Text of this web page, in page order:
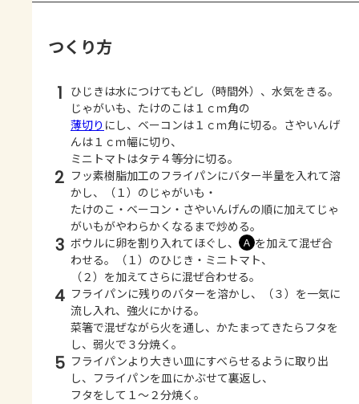
つくり方
1 ひじきは水につけてもどし（時間外）、水気をきる。
じゃがいも、たけのこは１ｃｍ角の
薄切り にし、ベーコンは１ｃｍ角に切る。さやいんげ
んは１ｃｍ幅に切り、
ミニトマトはタテ４等分に切る。
2 フッ素樹脂加工のフライパンにバター半量を入れて溶
かし、（１）のじゃがいも・
たけのこ・ベーコン・さやいんげんの順に加えてじゃ
がいもがやわらかくなるまで炒める。
3 ボウルに卵を割り入れてほぐし、 Ａ を加えて混ぜ合
わせる。（１）のひじき・ミニトマト、
（２）を加えてさらに混ぜ合わせる。
4 フライパンに残りのバターを溶かし、（３）を一気に
流し入れ、強火にかける。
菜箸で混ぜながら火を通し、かたまってきたらフタを
し、弱火で３分焼く。
5 フライパンより大きい皿にすべらせるように取り出
し、フライパンを皿にかぶせて裏返し、
フタをして１～２分焼く。